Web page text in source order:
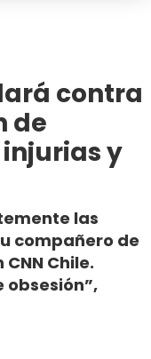
contra
de
y
las
compañero de
Chile.
obsesión”,